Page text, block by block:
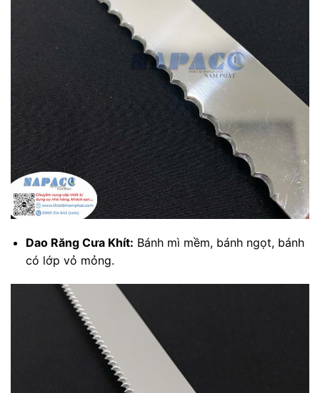
Dao Răng Cưa Khít: Bánh mì mềm, bánh ngọt, bánh
có lớp vỏ mỏng.